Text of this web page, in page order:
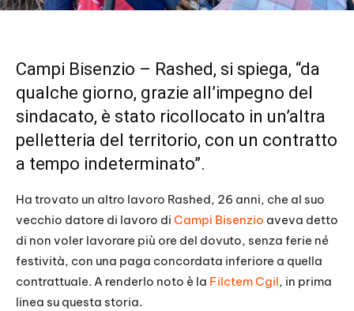
Campi Bisenzio – Rashed, si spiega, “da
qualche giorno, grazie all’impegno del
sindacato, è stato ricollocato in un’altra
pelletteria del territorio, con un contratto
a tempo indeterminato”.
Ha trovato un altro lavoro Rashed, 26 anni, che al suo
vecchio datore di lavoro di Campi Bisenzio aveva detto
di non voler lavorare più ore del dovuto, senza ferie né
festività, con una paga concordata inferiore a quella
contrattuale. A renderlo noto è la Filctem Cgil, in prima
linea su questa storia.